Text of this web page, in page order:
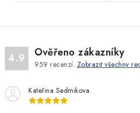
4.9 Ověřeno zákazníky
959 recenzí. Zobrazit všechny
Kateřina Sedmikova